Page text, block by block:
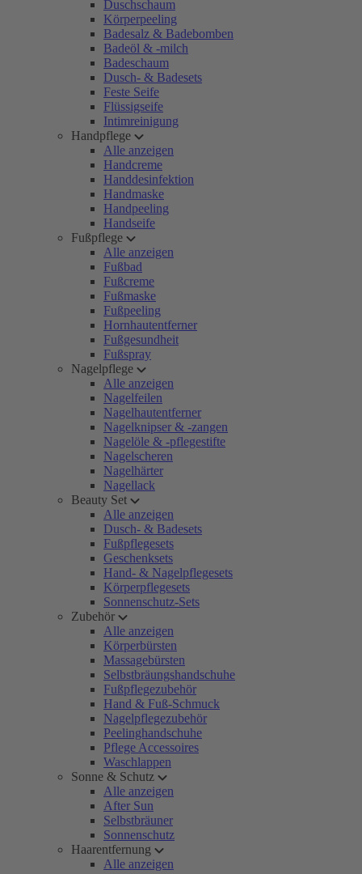
Duschschaum
Körperpeeling
Badesalz & Badebomben
Badeöl & -milch
Badeschaum
Dusch- & Badesets
Feste Seife
Flüssigseife
Intimreinigung
Handpflege
Alle anzeigen
Handcreme
Handdesinfektion
Handmaske
Handpeeling
Handseife
Fußpflege
Alle anzeigen
Fußbad
Fußcreme
Fußmaske
Fußpeeling
Hornhautentferner
Fußgesundheit
Fußspray
Nagelpflege
Alle anzeigen
Nagelfeilen
Nagelhautentferner
Nagelknipser & -zangen
Nagelöle & -pflegestifte
Nagelscheren
Nagelhärter
Nagellack
Beauty Set
Alle anzeigen
Dusch- & Badesets
Fußpflegesets
Geschenksets
Hand- & Nagelpflegesets
Körperpflegesets
Sonnenschutz-Sets
Zubehör
Alle anzeigen
Körperbürsten
Massagebürsten
Selbstbräungshandschuhe
Fußpflegezubehör
Hand & Fuß-Schmuck
Nagelpflegezubehör
Peelinghandschuhe
Pflege Accessoires
Waschlappen
Sonne & Schutz
Alle anzeigen
After Sun
Selbstbräuner
Sonnenschutz
Haarentfernung
Alle anzeigen